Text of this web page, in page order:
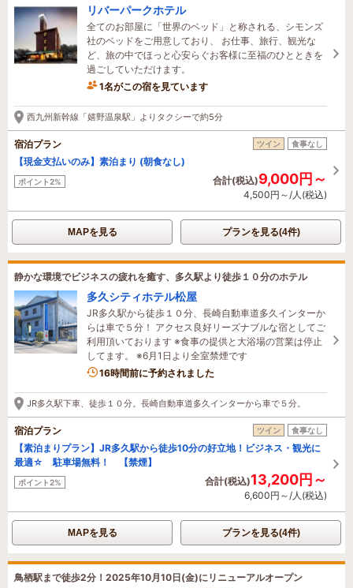
リバーパークホテル
全てのお部屋に「世界のベッド」と称される、シモンズ
社のベッドをご用意しており、 お仕事、旅行、観光な
ど、旅の中でほっと心安らぐお客様に至福のひとときを
過ごしていただけます。
1名がこの宿を見ています
21分前に予約されました
西九州新幹線「嬉野温泉駅」よりタクシーで約5分
宿泊プラン ツイン 食事なし
【現金支払いのみ】素泊まり (朝食なし)
ポイント2% 合計(税込)9,000円～
4,500円～/人(税込)
MAPを見る プランを見る(4件)
静かな環境でビジネスの疲れを癒す、多久駅より徒歩１０分のホテル
多久シティホテル松屋
JR多久駅から徒歩１０分、長崎自動車道多久インターか
らは車で５分！ アクセス良好リーズナブルな宿としてご
利用頂いております ※食事の提供と大浴場の営業は停止
してます。 ※6月1日より全室禁煙です
16時間前に予約されました
JR多久駅下車、徒歩１０分。長崎自動車道多久インターから車で５分。
宿泊プラン ツイン 食事なし
【素泊まりプラン】JR多久駅から徒歩10分の好立地！ビジネス・観光に
最適☆ 駐車場無料！ 【禁煙】
ポイント2% 合計(税込)13,200円～
6,600円～/人(税込)
MAPを見る プランを見る(4件)
鳥栖駅まで徒歩2分！2025年10月10日(金)にリニューアルオープン